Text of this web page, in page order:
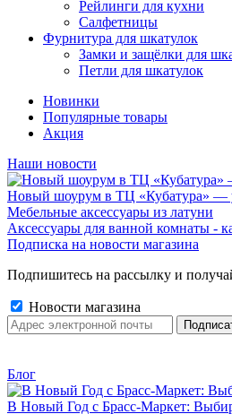
Рейлинги для кухни
Салфетницы
Фурнитура для шкатулок
Замки и защёлки для
Петли для шкатулок
Новинки
Популярные товары
Акция
Наши новости
Новый шоурум в ТЦ «Кубатура» —
Мебельные аксессуары из латуни
Аксессуары для ванной комнаты -
Подписка на новости магазина
Подпишитесь на рассылку и
Новости магазина
Блог
В Новый Год с Брасс-Маркет: